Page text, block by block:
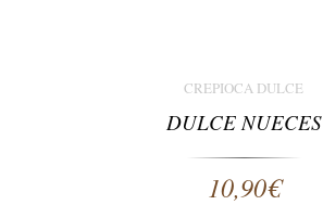
CREPIOCA DULCE
DULCE NUECES
10,90€